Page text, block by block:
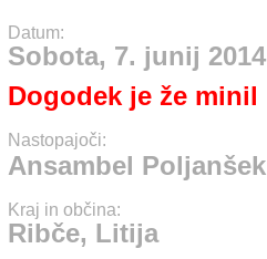
Datum:
Sobota, 7. junij 2014
Dogodek je že minil
Nastopajoči:
Ansambel Poljanšek
Kraj in občina:
Ribče, Litija